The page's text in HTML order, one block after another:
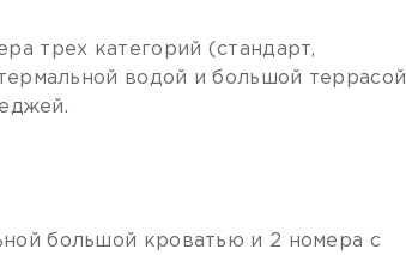
трех категорий (стандарт,
водой и большой террасой
большой кроватью и 2 номера с